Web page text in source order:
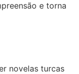
e torna
novelas turcas